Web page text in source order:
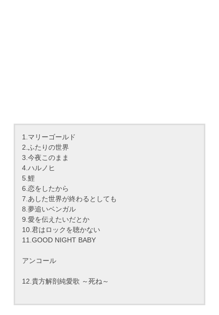
1.マリーゴールド
2.ふたりの世界
3.今夜このまま
4.ハルノヒ
5.鯉
6.恋をしたから
7.あした世界が終わるとしても
8.夢追いベンガル
9.愛を伝えたいだとか
10.君はロックを聴かない
11.GOOD NIGHT BABY
アンコール
12.貴方解剖純愛歌 ～死ね～